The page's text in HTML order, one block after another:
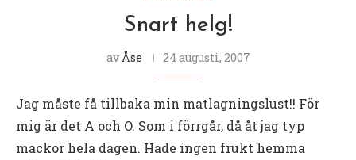
Snart helg!
av Åse 24 augusti, 2007
Jag måste få tillbaka min matlagningslust!! För
mig är det A och O. Som i förrgår, då åt jag typ
mackor hela dagen. Hade ingen frukt hemma